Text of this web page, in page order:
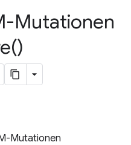
Mutationen
)
Mutationen